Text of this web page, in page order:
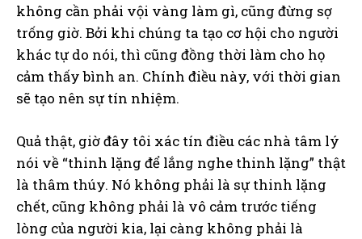
không cần phải vội vàng làm gì, cũng đừng sợ
trống giờ. Bởi khi chúng ta tạo cơ hội cho người
khác tự do nói, thì cũng đồng thời làm cho họ
cảm thấy bình an. Chính điều này, với thời gian
sẽ tạo nên sự tín nhiệm.
Quả thật, giờ đây tôi xác tín điều các nhà tâm lý
nói về “thinh lặng để lắng nghe thinh lặng” thật
là thâm thúy. Nó không phải là sự thinh lặng
chết, cũng không phải là vô cảm trước tiếng
lòng của người kia, lại càng không phải là